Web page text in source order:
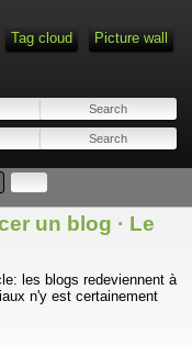
Tag cloud Picture wall
un blog · Le
les blogs redeviennent à
n'y est certainement